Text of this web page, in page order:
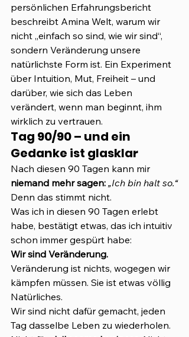
persönlichen Erfahrungsbericht
beschreibt Amina Welt, warum wir
nicht „einfach so sind, wie wir sind“,
sondern Veränderung unsere
natürlichste Form ist. Ein Experiment
über Intuition, Mut, Freiheit – und
darüber, wie sich das Leben
verändert, wenn man beginnt, ihm
wirklich zu vertrauen.
Tag 90/90 – und ein
Gedanke ist glasklar
Nach diesen 90 Tagen kann mir
niemand mehr sagen: „Ich bin halt so.“
Denn das stimmt nicht.
Was ich in diesen 90 Tagen erlebt
habe, bestätigt etwas, das ich intuitiv
schon immer gespürt habe:
Wir sind Veränderung.
Veränderung ist nichts, wogegen wir
kämpfen müssen. Sie ist etwas völlig
Natürliches.
Wir sind nicht dafür gemacht, jeden
Tag dasselbe Leben zu wiederholen.